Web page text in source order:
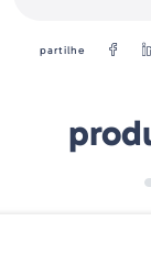
partilhe